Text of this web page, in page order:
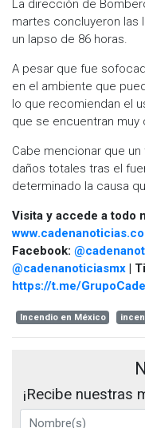
La dirección de
martes concluyeron
un lapso de 86 horas.
A pesar que fue
en el ambiente que
lo que recomiendan el
que se encuentran
Cabe mencionar que
daños totales tras el
determinado la causa
Visita y accede a todo
Facebook:
@cadenanoticiasmx |
https://t.me/
Incendio en México
¡Recibe nuestras